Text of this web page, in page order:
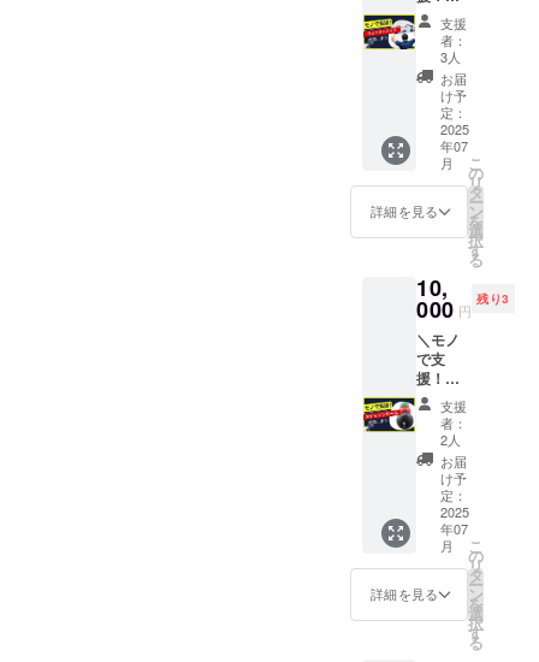
げで鍛
えられ
てるよ
～」と
か言い
ます◯
備考欄
に ①希
望掲示
名（掲
示を希
欄）
②Twitte
Instagr
am の
ID（紹
介を希
望され
ない場
合は空
欄） を
ご記入
くださ
い。 ※
画像は
ジで
す。実
のお名
前や名
称を記
載させ
て頂き
ます◯
・USIC
Instagr
amで@
メン
介させ
て頂き
ます◯
・指導
中に
「いま
○○さん
のおか
げで鍛
えられ
てるよ
～」と
か言い
ます◯
備考欄
に ①希
望掲示
ウォー
ター
バック
／ 野球
塾で日
常的に
う”ウォ
ーター
バッ
ク”を寄
贈でき
るリ
です。
必要個
数：５
個 ・モ
ノのど
こかに
ご希望
のお名
前や名
称を記
載させ
て頂き
ます◯
・USIC
Instagr
amで@
支援
者：
3人
お届
け予
定：
2025
年07
月
詳細を見る
こ
の
リ
タ
ー
ン
を
選
択
す
る
10,
000 円
残り3
＼モノ
で支
援！メ
ディシ
ンボー
ル／ 野
球塾で
日常的
に使
う”メ
ディシ
ンボー
ル”を寄
贈でき
るリ
ターン
支援
者：
2人
お届
け予
定：
2025
年07
月
詳細を見る
こ
の
リ
タ
ー
ン
を
選
択
す
る